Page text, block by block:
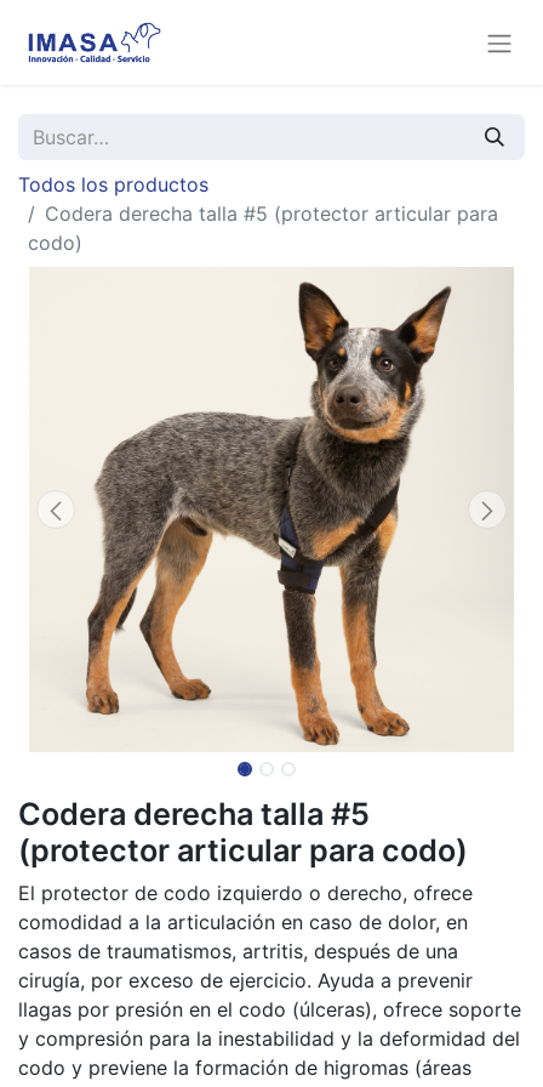
Todos los productos
Codera derecha talla #5 (protector articular para
codo)
Codera derecha talla #5
(protector articular para codo)
El protector de codo izquierdo o derecho, ofrece
comodidad a la articulación en caso de dolor, en
casos de traumatismos, artritis, después de una
cirugía, por exceso de ejercicio. Ayuda a prevenir
llagas por presión en el codo (úlceras), ofrece soporte
y compresión para la inestabilidad y la deformidad del
codo y previene la formación de higromas (áreas